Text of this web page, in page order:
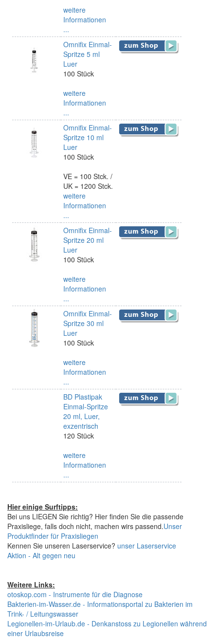
weitere
Informationen
...
Omnifix Einmal-
Spritze 5 ml
Luer
100 Stück
weitere
Informationen
...
Omnifix Einmal-
Spritze 10 ml
Luer
100 Stück
VE = 100 Stck. /
UK = 1200 Stck.
weitere
Informationen
...
Omnifix Einmal-
Spritze 20 ml
Luer
100 Stück
weitere
Informationen
...
Omnifix Einmal-
Spritze 30 ml
Luer
100 Stück
weitere
Informationen
...
BD Plastipak
Einmal-Spritze
20 ml, Luer,
exzentrisch
120 Stück
weitere
Informationen
...
Hier einige Surftipps:
Bei uns LIEGEN Sie richtig? Hier finden Sie die passende
Praxisliege, falls doch nicht, machen wirs passend.Unser
Produktfinder für Praxisliegen
Kennen Sie unseren Laserservice? unser Laserservice
Aktion - Alt gegen neu
Weitere Links:
otoskop.com - Instrumente für die Diagnose
Bakterien-im-Wasser.de - Informationsportal zu Bakterien im
Trink- / Leitungswasser
Legionellen-im-Urlaub.de - Denkanstoss zu Legionellen während
einer Urlaubsreise